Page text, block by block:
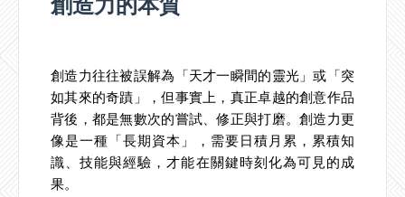
創造力往往被誤解為「天才一瞬間的靈光」或「突
如其來的奇蹟」，但事實上，真正卓越的創意作品
背後，都是無數次的嘗試、修正與打磨。創造力更
像是一種「長期資本」，需要日積月累，累積知
識、技能與經驗，才能在關鍵時刻化為可見的成
果。